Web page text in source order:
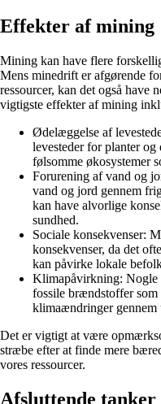
Effekter af mining
Mining kan have flere
Mens minedrift er afgørende
ressourcer, kan det også have
vigtigste effekter af mining
Ødelæggelse af
levesteder for planter
følsomme økosystemer
Forurening af vand og
vand og jord gennem
kan have alvorlige
sundhed.
Sociale konsekvenser:
konsekvenser, da det
kan påvirke lokale
Klimapåvirkning:
fossile brændstoffer
klimaændringer gennem
Det er vigtigt at være
stræbe efter at finde mere
vores ressourcer.
Afsluttende tanker